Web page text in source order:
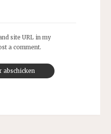
site URL in my
a comment.